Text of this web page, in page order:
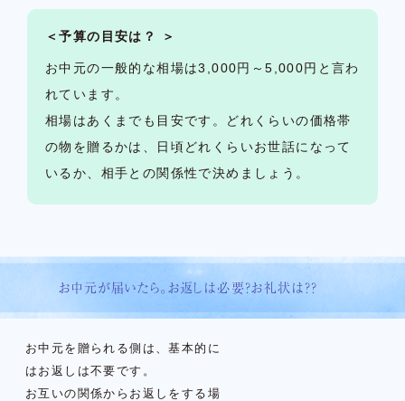
＜予算の目安は？ ＞
お中元の一般的な相場は3,000円～5,000円と言わ
れています。
相場はあくまでも目安です。どれくらいの価格帯
の物を贈るかは、日頃どれくらいお世話になって
いるか、相手との関係性で決めましょう。
お中元が届いたら。お返しは必要？お礼状は？？
お中元を贈られる側は、基本的に
はお返しは不要です。
お互いの関係からお返しをする場